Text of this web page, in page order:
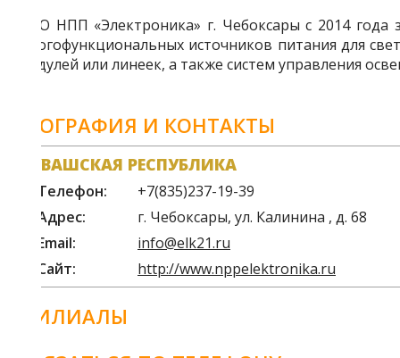
НПП «Электроника» г. Чебоксары с 2014 года
источников питания для
или линеек, а также систем управления
прототипирования до производства
контроль качества на
функциональностью,
динамично развивается внедряя
продукции.
И КОНТАКТЫ
РЕСПУБЛИКА
+7(835)237-19-39
г. Чебоксары, ул. Калинина , д. 68
info@elk21.ru
http://www.nppelektronika.ru